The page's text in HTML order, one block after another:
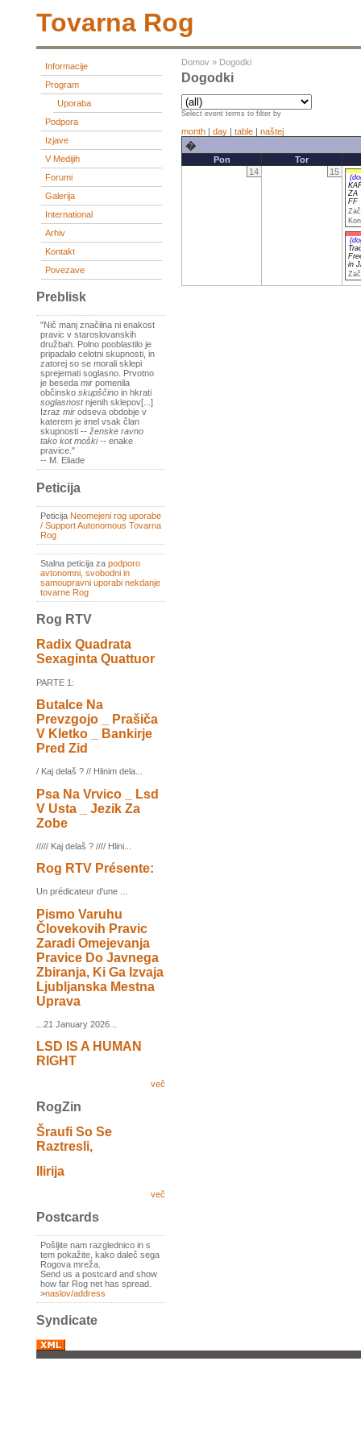
Tovarna Rog
Informacije
Program
Uporaba
Podpora
Izjave
V Medijih
Forumi
Galerija
International
Arhiv
Kontakt
Povezave
Preblisk
"Nič manj značilna ni enakost
pravic v staroslovanskih
družbah. Polno pooblastilo je
pripadalo celotni skupnosti, in
zatorej so se morali sklepi
sprejemati soglasno. Prvotno
je beseda mir pomenila
občinsko skupščino in hkrati
soglasnostnjenih sklepov[...]
Izraz mir odseva obdobje v
katerem je imel vsak član
skupnosti -- ženske ravno
tako kot moški-- enake
pravice."
-- M. Eliade
Peticija
Peticija Neomejeni rog uporabe
/ Support Autonomous Tovarna
Rog
Stalna peticija za podporo
avtonomni, svobodni in
samoupravni uporabi nekdanje
tovarne Rog
Rog RTV
Radix Quadrata
Sexaginta Quattuor
PARTE 1:
Butalce Na
Prevzgojo _ Prašiča
V Kletko _ Bankirje
Pred Zid
/ Kaj delaš ? // Hlinim dela...
Psa Na Vrvico _ Lsd
V Usta _ Jezik Za
Zobe
///// Kaj delaš ? //// Hlini...
Rog RTV Présente:
Un prédicateur d'une ...
Pismo Varuhu
Človekovih Pravic
Zaradi Omejevanja
Pravice Do Javnega
Zbiranja, Ki Ga Izvaja
Ljubljanska Mestna
Uprava
...21 January 2026...
LSD IS A HUMAN
RIGHT
več
RogZin
Šraufi So Se
Raztresli,
Ilirija
več
Postcards
Pošljite nam razglednico in s
tem pokažite, kako daleč sega
Rogova mreža.
Send us a postcard and show
how far Rog net has spread.
>naslov/address
Syndicate
Domov » Dogodki
Dogodki
Select event terms to filter by
month | day | table | naštej
�
Pon
Tor
14
15
ZA
FF
in